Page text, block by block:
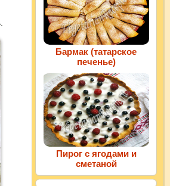
Бармак (татарское
печенье)
Пирог с ягодами и
сметаной